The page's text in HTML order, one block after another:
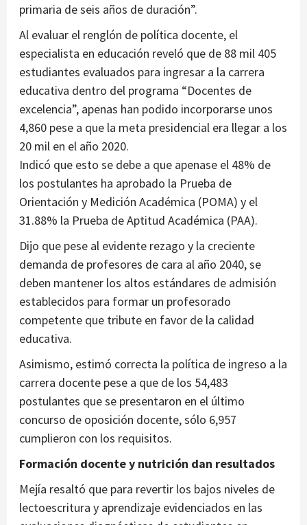
primaria de seis años de duración”.
Al evaluar el renglón de política docente, el
especialista en educación reveló que de 88 mil 405
estudiantes evaluados para ingresar a la carrera
educativa dentro del programa “Docentes de
excelencia”, apenas han podido incorporarse unos
4,860 pese a que la meta presidencial era llegar a los
20 mil en el año 2020.
Indicó que esto se debe a que apenase el 48% de
los postulantes ha aprobado la Prueba de
Orientación y Medición Académica (POMA) y el
31.88% la Prueba de Aptitud Académica (PAA).
Dijo que pese al evidente rezago y la creciente
demanda de profesores de cara al año 2040, se
deben mantener los altos estándares de admisión
establecidos para formar un profesorado
competente que tribute en favor de la calidad
educativa.
Asimismo, estimó correcta la política de ingreso a la
carrera docente pese a que de los 54,483
postulantes que se presentaron en el último
concurso de oposición docente, sólo 6,957
cumplieron con los requisitos.
Formación docente y nutrición dan resultados
Mejía resaltó que para revertir los bajos niveles de
lectoescritura y aprendizaje evidenciados en las